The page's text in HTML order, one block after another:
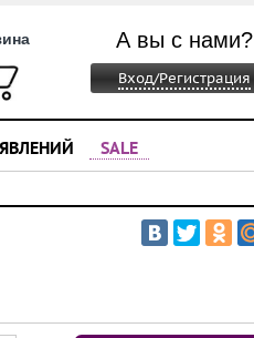
А вы с нами?
Вход/Регистрация
SALE